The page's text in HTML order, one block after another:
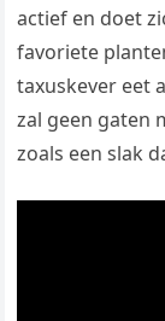
actief en doet
favoriete
taxuskever eet
zal geen gaten
zoals een slak